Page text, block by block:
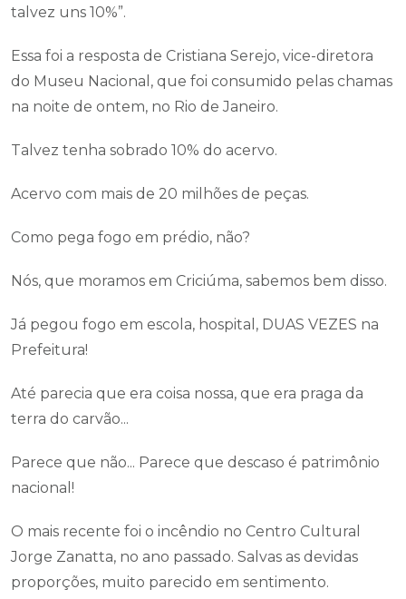
talvez uns 10%”.
Essa foi a resposta de Cristiana Serejo, vice-diretora
do Museu Nacional, que foi consumido pelas chamas
na noite de ontem, no Rio de Janeiro.
Talvez tenha sobrado 10% do acervo.
Acervo com mais de 20 milhões de peças.
Como pega fogo em prédio, não?
Nós, que moramos em Criciúma, sabemos bem disso.
Já pegou fogo em escola, hospital, DUAS VEZES na
Prefeitura!
Até parecia que era coisa nossa, que era praga da
terra do carvão...
Parece que não... Parece que descaso é patrimônio
nacional!
O mais recente foi o incêndio no Centro Cultural
Jorge Zanatta, no ano passado. Salvas as devidas
proporções, muito parecido em sentimento.